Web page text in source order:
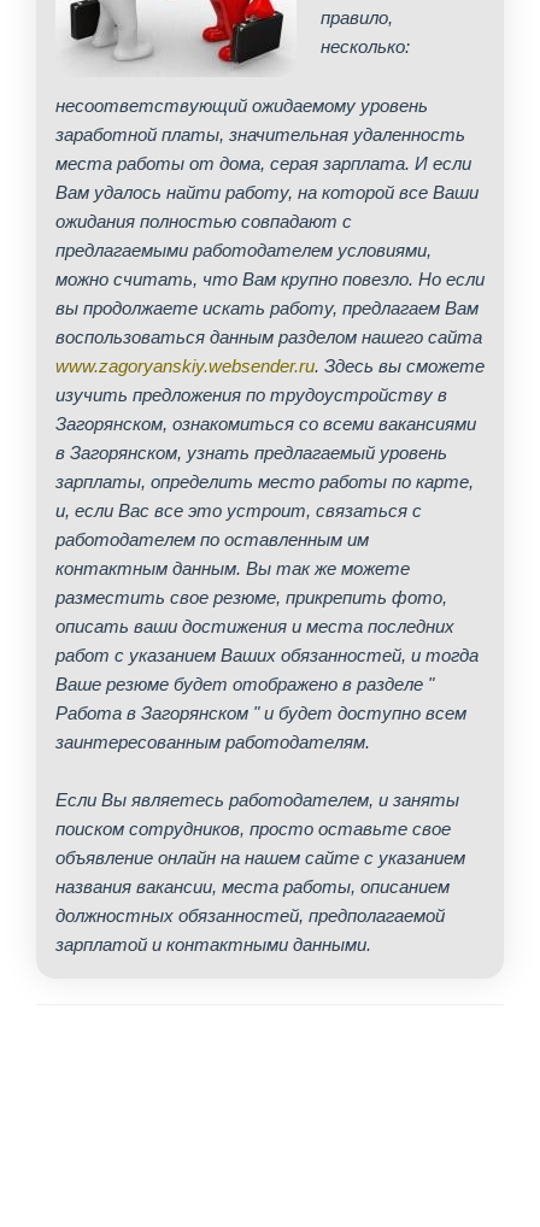
правило,
несколько:
несоответствующий ожидаемому уровень
заработной платы, значительная удаленность
места работы от дома, серая зарплата. И если
Вам удалось найти работу, на которой все Ваши
ожидания полностью совпадают с
предлагаемыми работодателем условиями,
можно считать, что Вам крупно повезло. Но если
вы продолжаете искать работу, предлагаем Вам
воспользоваться данным разделом нашего сайта
www.zagoryanskiy.websender.ru. Здесь вы сможете
изучить предложения по трудоустройству в
Загорянском, ознакомиться со всеми вакансиями
в Загорянском, узнать предлагаемый уровень
зарплаты, определить место работы по карте,
и, если Вас все это устроит, связаться с
работодателем по оставленным им
контактным данным. Вы так же можете
разместить свое резюме, прикрепить фото,
описать ваши достижения и места последних
работ с указанием Ваших обязанностей, и тогда
Ваше резюме будет отображено в разделе "
Работа в Загорянском " и будет доступно всем
заинтересованным работодателям.
Если Вы являетесь работодателем, и заняты
поиском сотрудников, просто оставьте свое
объявление онлайн на нашем сайте с указанием
названия вакансии, места работы, описанием
должностных обязанностей, предполагаемой
зарплатой и контактными данными.